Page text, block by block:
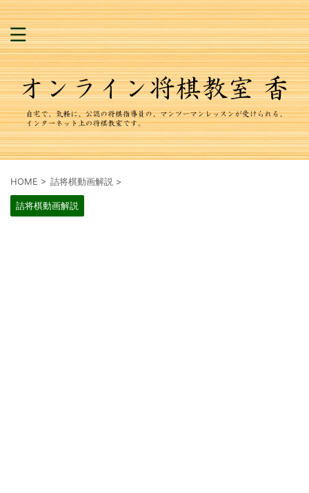
HOME > 詰将棋動画解説 >
詰将棋動画解説